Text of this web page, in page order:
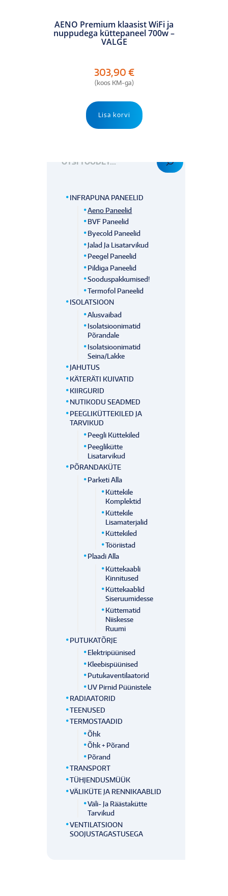
AENO Premium klaasist WiFi ja
nuppudega küttepaneel 700w –
VALGE
303,90 €
(koos KM-ga)
Lisa korvi
INFRAPUNA PANEELID
Aeno Paneelid
BVF Paneelid
Byecold Paneelid
Jalad Ja Lisatarvikud
Peegel Paneelid
Pildiga Paneelid
Sooduspakkumised!
Termofol Paneelid
ISOLATSIOON
Alusvaibad
Isolatsioonimatid
Põrandale
Isolatsioonimatid
Seina/lakke
JAHUTUS
KÄTERÄTI KUIVATID
KIIRGURID
NUTIKODU SEADMED
PEEGLIKÜTTEKILED JA
TARVIKUD
Peegli Küttekiled
Peeglikütte
Lisatarvikud
PÕRANDAKÜTE
Parketi Alla
Küttekile
Komplektid
Küttekile
Lisamaterjalid
Küttekiled
Tööriistad
Plaadi Alla
Küttekaabli
Kinnitused
Küttekaablid
Siseruumidesse
Küttematid
Niiskesse
Ruumi
PUTUKATÕRJE
Elektripüünised
Kleebispüünised
Putukaventilaatorid
UV Pirnid Püünistele
RADIAATORID
TEENUSED
TERMOSTAADID
Õhk
Õhk + Põrand
Põrand
TRANSPORT
TÜHJENDUSMÜÜK
VÄLIKÜTE JA RENNIKAABLID
Väli- Ja Räästakütte
Tarvikud
VENTILATSIOON
SOOJUSTAGASTUSEGA